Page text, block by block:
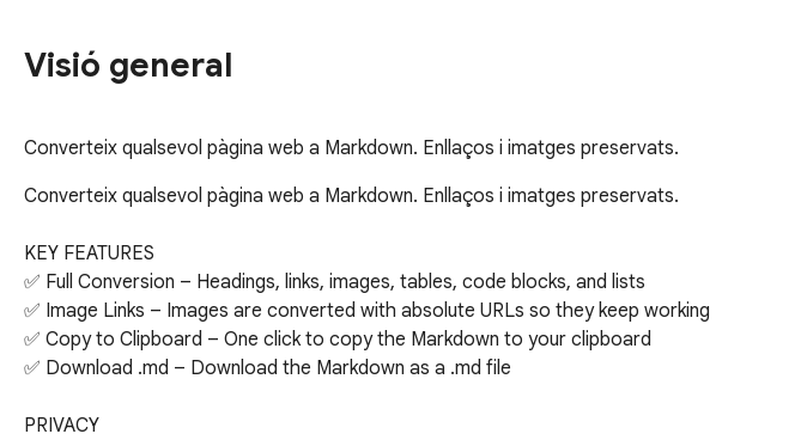
Visió general
Converteix qualsevol pàgina web a Markdown. Enllaços i imatges preservats.
Converteix qualsevol pàgina web a Markdown. Enllaços i imatges preservats.
KEY FEATURES
✅ Full Conversion – Headings, links, images, tables, code blocks, and lists
✅ Image Links – Images are converted with absolute URLs so they keep working
✅ Copy to Clipboard – One click to copy the Markdown to your clipboard
✅ Download .md – Download the Markdown as a .md file
PRIVACY